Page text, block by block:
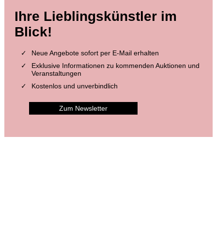
Ihre Lieblingskünstler im
Blick!
Neue Angebote sofort per E-Mail erhalten
Exklusive Informationen zu kommenden Auktionen und
Veranstaltungen
Kostenlos und unverbindlich
Zum Newsletter